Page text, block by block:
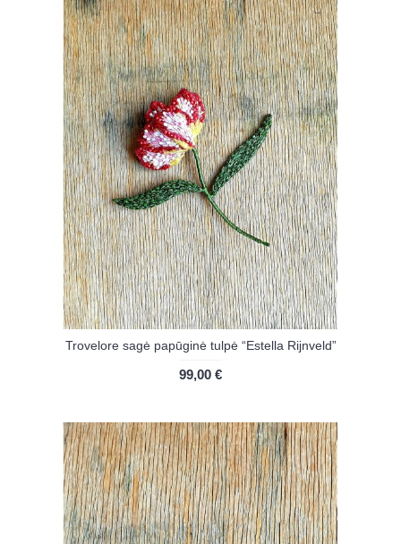
Trovelore sagė papūginė tulpė “Estella Rijnveld”
99,00 €